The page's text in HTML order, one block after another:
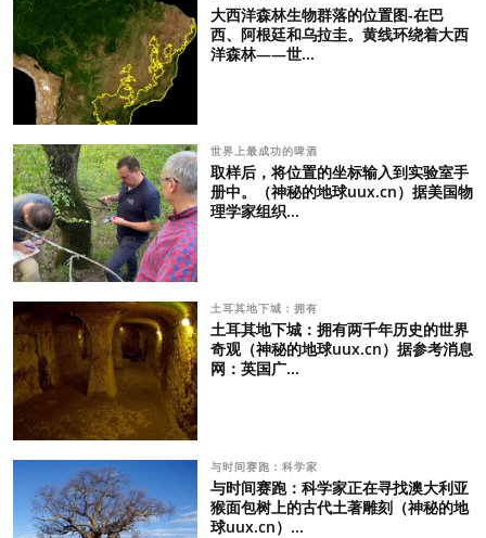
大西洋森林生物群落的位置图-在巴
西、阿根廷和乌拉圭。黄线环绕着大西
洋森林——世...
世界上最成功的啤酒
取样后，将位置的坐标输入到实验室手
册中。（神秘的地球uux.cn）据美国物
理学家组织...
土耳其地下城：拥有
土耳其地下城：拥有两千年历史的世界
奇观（神秘的地球uux.cn）据参考消息
网：英国广...
与时间赛跑：科学家
与时间赛跑：科学家正在寻找澳大利亚
猴面包树上的古代土著雕刻（神秘的地
球uux.cn）...